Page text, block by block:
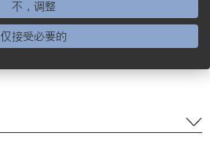
不，调整
仅接受必要的